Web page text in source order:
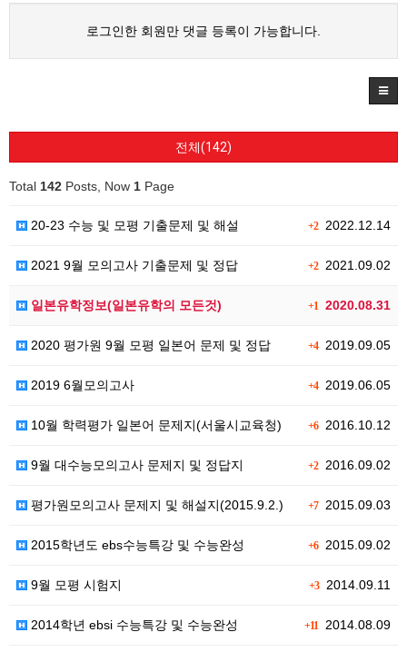
로그인한 회원만 댓글 등록이 가능합니다.
전체(142)
Total 142 Posts, Now 1 Page
+22022.12.14
20-23 수능 및 모평 기출문제 및 해설
+22021.09.02
2021 9월 모의고사 기출문제 및 정답
+1 2020.08.31
일본유학정보(일본유학의 모든것)
+42019.09.05
2020 평가원 9월 모평 일본어 문제 및 정답
+42019.06.05
2019 6월모의고사
+62016.10.12
10월 학력평가 일본어 문제지(서울시교육청)
+22016.09.02
9월 대수능모의고사 문제지 및 정답지
+72015.09.03
평가원모의고사 문제지 및 해설지(2015.9.2.)
+62015.09.02
2015학년도 ebs수능특강 및 수능완성
+32014.09.11
9월 모평 시험지
+11 2014.08.09
2014학년 ebsi 수능특강 및 수능완성